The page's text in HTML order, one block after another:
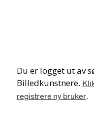
Du er logget ut av
Billedkunstnere.
registrere ny bruker.